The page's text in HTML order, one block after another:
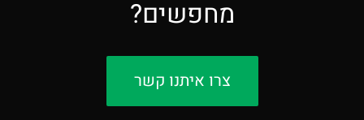
מחפשים?
צרו איתנו קשר